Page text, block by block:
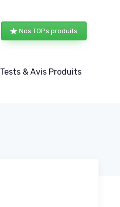
Nos TOPs produits
Tests & Avis Produits